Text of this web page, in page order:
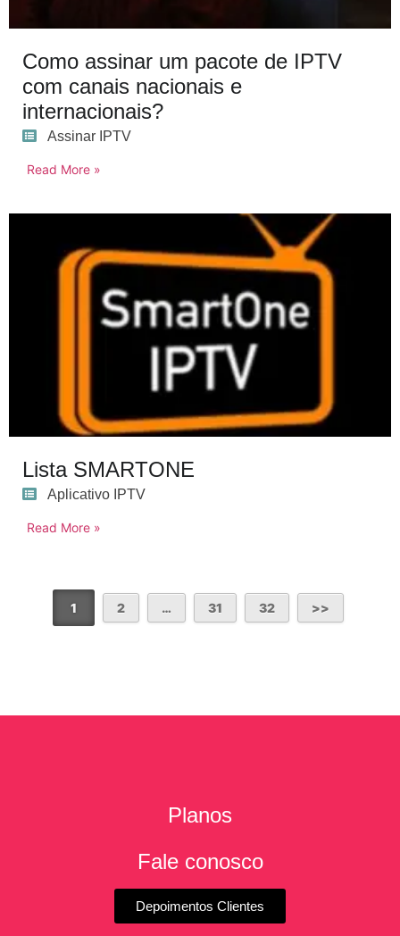
Como assinar um pacote de IPTV
com canais nacionais e
internacionais?
Assinar IPTV
Read More »
Lista SMARTONE
Aplicativo IPTV
Read More »
1 2 … 31 32
Planos
Fale conosco
Depoimentos Clientes